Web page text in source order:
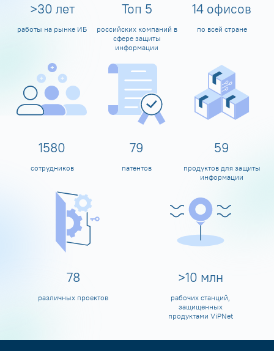
>30 лет
работы на рынке ИБ
Топ 5
российских компаний в
сфере защиты
информации
14 офисов
по всей стране
1600
сотрудников
80
патентов
60
продуктов для защиты
информации
80
различных проектов
>10 млн
рабочих станций,
защищенных
продуктами ViPNet